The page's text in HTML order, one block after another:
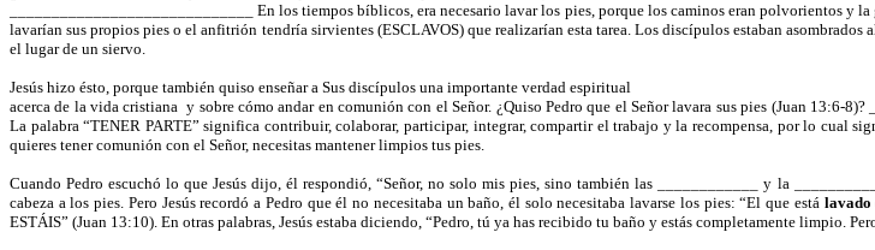
_____________________________ En los tiempos bíblicos, era necesario lavar los pies, porque los caminos eran polvorientos y
lavarían sus propios pies o el anfitrión tendría sirvientes (ESCLAVOS) que realizarían esta tarea. Los discípulos estaban asombrados
el lugar de un siervo.
Jesús hizo ésto, porque también quiso enseñar a Sus discípulos una importante verdad espiritual
acerca de la vida cristiana y sobre cómo andar en comunión con el Señor. ¿Quiso Pedro que el Señor lavara sus pies (Juan 13:6-8)?
La palabra “TENER PARTE” significa contribuir, colaborar, participar, integrar, compartir el trabajo y la recompensa, por lo cual
quieres tener comunión con el Señor, necesitas mantener limpios tus pies.
Cuando Pedro escuchó lo que Jesús dijo, él respondió, “Señor, no solo mis pies, sino también las ____________ y la
cabeza a los pies. Pero Jesús recordó a Pedro que él no necesitaba un baño, él solo necesitaba lavarse los pies: “El que está lavado
ESTÁIS” (Juan 13:10). En otras palabras, Jesús estaba diciendo, “Pedro, tú ya has recibido tu baño y estás completamente limpio.